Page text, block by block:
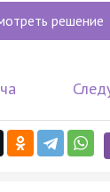
решение